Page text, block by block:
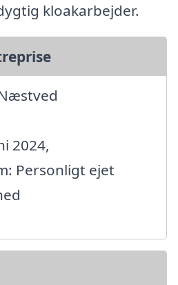
kloakarbejder.
2024,
Personligt ejet